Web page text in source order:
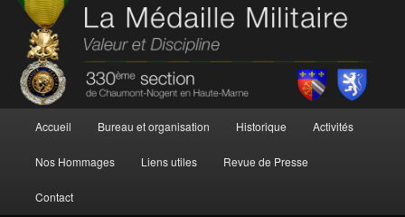
principal
Accueil Bureau et organisation Historique Activités
Nos Hommages Liens utiles Revue de Presse
Contact